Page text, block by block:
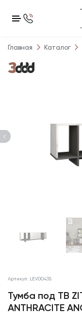
Главная Каталог
Артикул: LEV00435
Тумба под ТВ
ANTHRACITE